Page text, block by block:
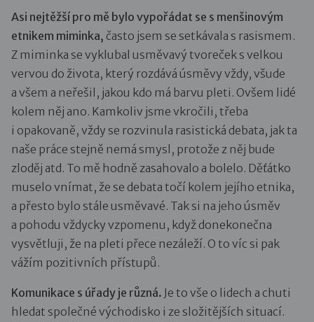
Asi nejtěžší pro mě bylo vypořádat se s menšinovým
etnikem miminka, často jsem se setkávala s rasismem.
Z miminka se vyklubal usměvavý tvoreček s velkou
vervou do života, který rozdává úsměvy vždy, všude
a všem a neřešil, jakou kdo má barvu pleti. Ovšem lidé
kolem něj ano. Kamkoliv jsme vkročili, třeba
i opakovaně, vždy se rozvinula rasistická debata, jak ta
naše práce stejně nemá smysl, protože z něj bude
zloděj atd. To mě hodně zasahovalo a bolelo. Děťátko
muselo vnímat, že se debata točí kolem jejího etnika,
a přesto bylo stále usměvavé. Tak si na jeho úsměv
a pohodu vždycky vzpomenu, když donekonečna
vysvětluji, že na pleti přece nezáleží. O to víc si pak
vážím pozitivních přístupů.
Komunikace s úřady je různá. Je to vše o lidech a chuti
hledat společné východisko i ze složitějších situací.